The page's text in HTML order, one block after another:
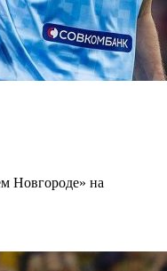
Новгороде» на